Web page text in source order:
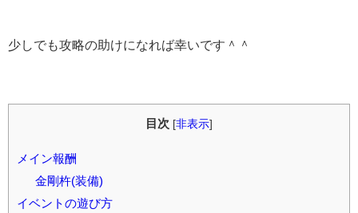
少しでも攻略の助けになれば幸いです＾＾
目次 [非表示]
メイン報酬
金剛杵(装備)
イベントの遊び方